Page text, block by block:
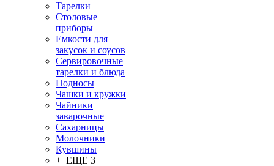
Тарелки
Столовые
приборы
Емкости для
закусок и соусов
Сервировочные
тарелки и блюда
Подносы
Чашки и кружки
Чайники
заварочные
Сахарницы
Молочники
Кувшины
+ ЕЩЕ 3